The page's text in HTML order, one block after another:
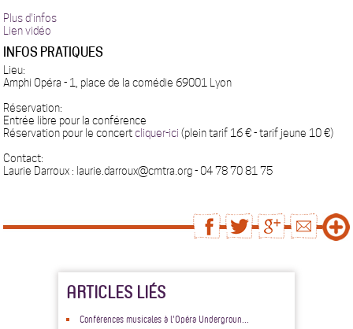
Plus d'infos
Lien vidéo
INFOS PRATIQUES
Lieu:
Amphi Opéra - 1, place de la comédie 69001 Lyon
Réservation:
Entrée libre pour la conférence
Réservation pour le concertcliquer-ici (plein tarif 16 € - tarif jeune 10 €)
Contact:
Laurie Darroux : laurie.darroux@cmtra.org - 04 78 70 81 75
ARTICLES LIÉS
Conférences musicales à l'Opéra Undergroun...